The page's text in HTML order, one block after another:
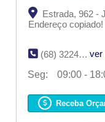
Estrada, 962 -
Endereço copiado!
(68) 3224-6482
ver
Seg:
09:00 -
Ter:
09:00
Qua:
09:00
Receba